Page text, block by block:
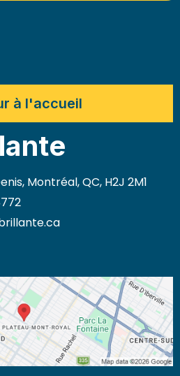
à l'accueil
Montréal, QC, H2J 2M1